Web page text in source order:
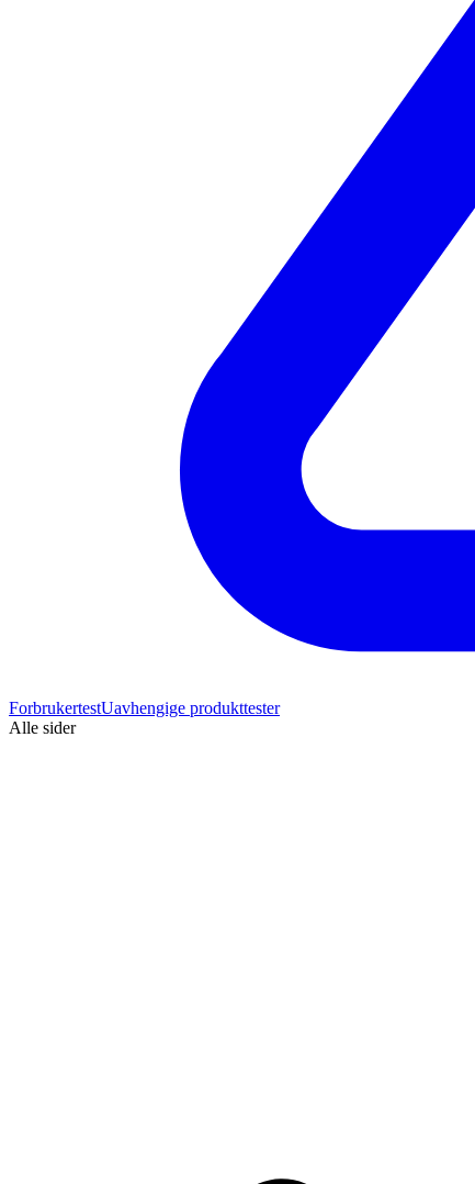
ForbrukertestUavhengige produkttester
Alle sider